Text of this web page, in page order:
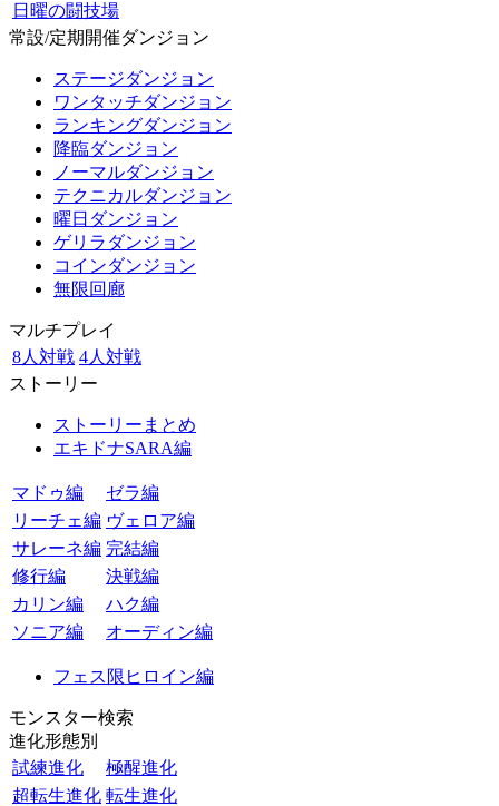
日曜の闘技場
常設/定期開催ダンジョン
ステージダンジョン
ワンタッチダンジョン
ランキングダンジョン
降臨ダンジョン
ノーマルダンジョン
テクニカルダンジョン
曜日ダンジョン
ゲリラダンジョン
コインダンジョン
無限回廊
マルチプレイ
8人対戦 4人対戦
ストーリー
ストーリーまとめ
エキドナSARA編
マドゥ編
ゼラ編
リーチェ編 ヴェロア編
サレーネ編 完結編
修行編
決戦編
カリン編
ハク編
ソニア編
オーディン編
フェス限ヒロイン編
モンスター検索
進化形態別
試練進化
極醒進化
超転生進化 転生進化